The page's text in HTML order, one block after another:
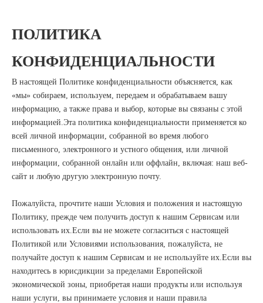
ПОЛИТИКА
КОНФИДЕНЦИАЛЬНОСТИ
В настоящей Политике конфиденциальности объясняется, как
«мы» собираем, используем, передаем и обрабатываем вашу
информацию, а также права и выбор, которые вы связаны с этой
информацией.Эта политика конфиденциальности применяется ко
всей личной информации, собранной во время любого
письменного, электронного и устного общения, или личной
информации, собранной онлайн или оффлайн, включая: наш веб-
сайт и любую другую электронную почту.
Пожалуйста, прочтите наши Условия и положения и настоящую
Политику, прежде чем получить доступ к нашим Сервисам или
использовать их.Если вы не можете согласиться с настоящей
Политикой или Условиями использования, пожалуйста, не
получайте доступ к нашим Сервисам и не используйте их.Если вы
находитесь в юрисдикции за пределами Европейской
экономической зоны, приобретая наши продукты или используя
наши услуги, вы принимаете условия и наши правила